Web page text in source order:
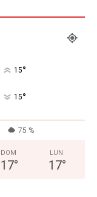
15°
15°
75 %
DOM
17°
LUN
17°